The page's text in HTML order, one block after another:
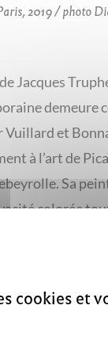
cookies et
2019 / photo
Jacques
demeure
Vuillard et
à l’art de
Sa
colorée
qui imprègne
Dini de
la plus